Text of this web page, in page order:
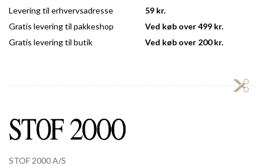
Levering til erhvervsadresse
Gratis levering til pakkeshop
Gratis levering til butik
59 kr.
Ved køb over 499 kr.
Ved køb over 200 kr.
STOF 2000 A/S